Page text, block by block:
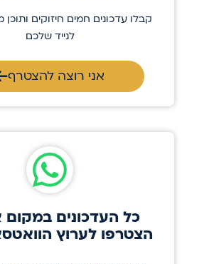
קבלו עדכונים חמים חיזוקים ותוכן
לנייד שלכם
אני רוצה להצטרף
כל העדכונים
הצטרפו לערוץ